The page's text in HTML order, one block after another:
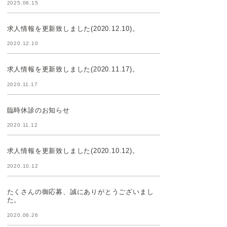
2025.06.15
求人情報を更新致しました(2020.12.10)。
2020.12.10
求人情報を更新致しました(2020.11.17)。
2020.11.17
臨時休診のお知らせ
2020.11.12
求人情報を更新致しました(2020.10.12)。
2020.10.12
たくさんの御応募、誠にありがとうございまし
た。
2020.06.26